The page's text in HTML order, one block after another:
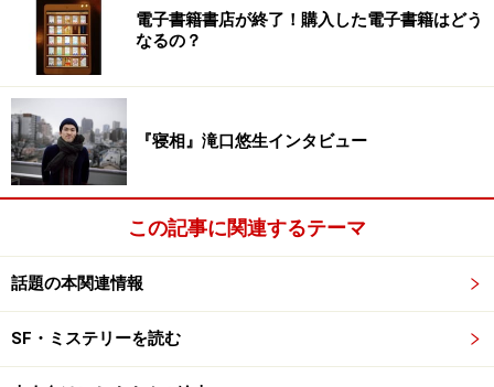
を見、何を望み、何を望まなかったのか？
※記事内容は執筆時点のものです。最新の内容をご確認くださ
い。
1/2
電子書籍書店が終了！購入した電子書籍はどう
なるの？
『寝相』滝口悠生インタビュー
この記事に関連するテーマ
話題の本関連情報
SF・ミステリーを読む